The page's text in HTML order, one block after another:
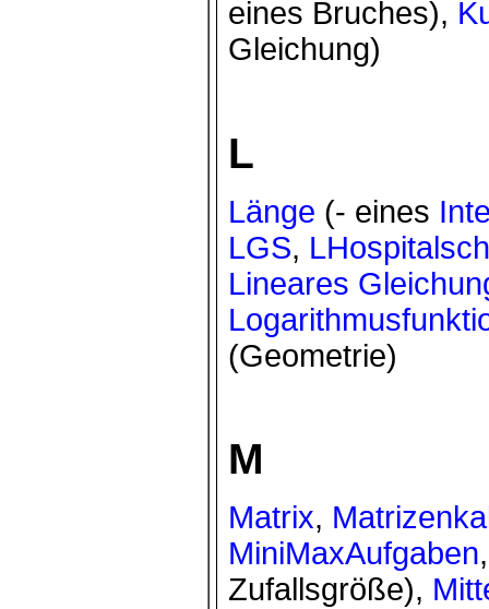
eines Bruches),
Gleichung)
L
Länge (- eines
LGS,
Lineares
(Geometrie)
M
Matrix,
MiniMaxAufgaben
Zufallsgröße),